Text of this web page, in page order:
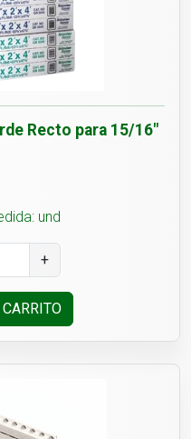
Recto para 15/16"
und
+